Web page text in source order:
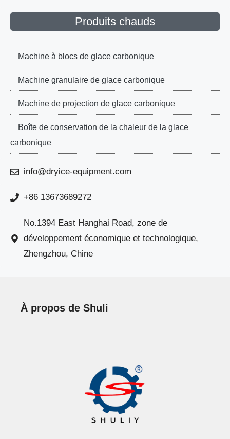
Produits chauds
Machine à blocs de glace carbonique
Machine granulaire de glace carbonique
Machine de projection de glace carbonique
Boîte de conservation de la chaleur de la glace
carbonique
info@dryice-equipment.com
+86 13673689272
No.1394 East Hanghai Road, zone de
développement économique et technologique,
Zhengzhou, Chine
À propos de Shuli